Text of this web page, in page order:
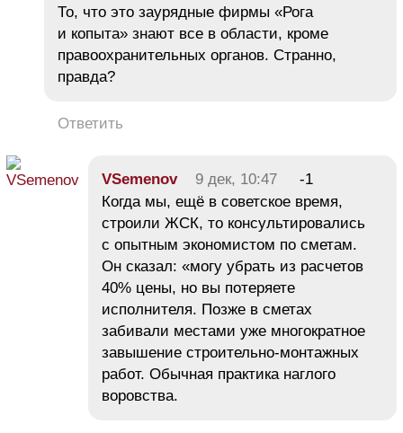
То, что это заурядные фирмы «Рога
и копыта» знают все в области, кроме
правоохранительных органов. Странно,
правда?
Ответить
VSemenov 9 дек, 10:47
-1
Когда мы, ещё в советское время,
строили ЖСК, то консультировались
с опытным экономистом по сметам.
Он сказал: «могу убрать из расчетов
40% цены, но вы потеряете
исполнителя. Позже в сметах
забивали местами уже многократное
завышение строительно-монтажных
работ. Обычная практика наглого
воровства.